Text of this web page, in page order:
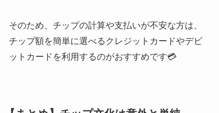
そのため、チップの計算や支払いが不安な方は、
チップ額を簡単に選べるクレジットカードやデビ
ットカードを利用するのがおすすめです💳